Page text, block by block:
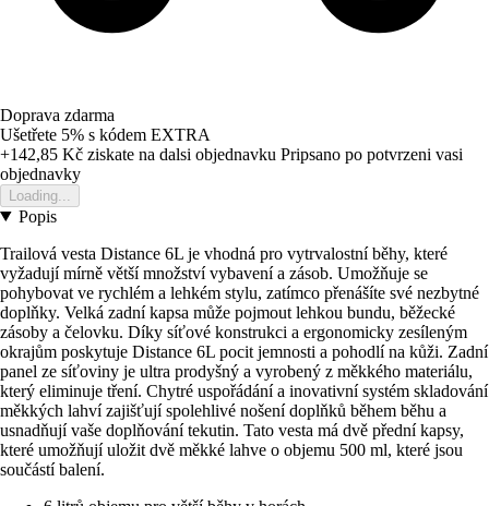
Doprava zdarma
Ušetřete 5% s kódem EXTRA
+142,85 Kč ziskate na dalsi objednavku Pripsano po potvrzeni vasi
objednavky
Loading...
Popis
Trailová vesta Distance 6L je vhodná pro vytrvalostní běhy, které
vyžadují mírně větší množství vybavení a zásob. Umožňuje se
pohybovat ve rychlém a lehkém stylu, zatímco přenášíte své nezbytné
doplňky. Velká zadní kapsa může pojmout lehkou bundu, běžecké
zásoby a čelovku. Díky síťové konstrukci a ergonomicky zesíleným
okrajům poskytuje Distance 6L pocit jemnosti a pohodlí na kůži. Zadní
panel ze síťoviny je ultra prodyšný a vyrobený z měkkého materiálu,
který eliminuje tření. Chytré uspořádání a inovativní systém skladování
měkkých lahví zajišťují spolehlivé nošení doplňků během běhu a
usnadňují vaše doplňování tekutin. Tato vesta má dvě přední kapsy,
které umožňují uložit dvě měkké lahve o objemu 500 ml, které jsou
součástí balení.